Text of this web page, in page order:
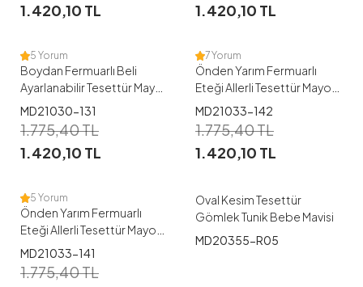
1.420,10 TL
1.420,10 TL
38 40 46
5 Yorum
Boydan Fermuarlı Beli
Ayarlanabilir Tesettür Mayo
-131
MD21030-131
1.775,40TL
1.420,10 TL
38 40 42
7 Yorum
Önden Yarım Fermuarlı
Eteği Allerli Tesettür Mayo
-142
MD21033-142
1.775,40TL
1.420,10 TL
38 40
5 Yorum
Önden Yarım Fermuarlı
Eteği Allerli Tesettür Mayo
-141
MD21033-141
1.775,40TL
38-40
46-48
Oval Kesim Tesettür
Gömlek Tunik Bebe Mavisi
MD20355-R05